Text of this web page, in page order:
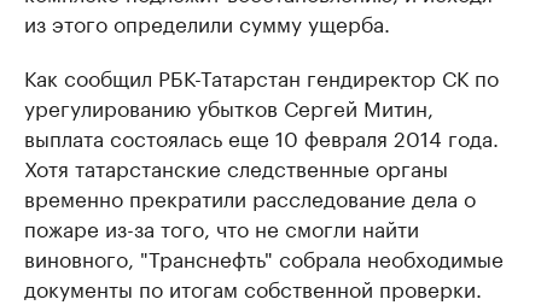
из этого определили сумму ущерба.
Как сообщил РБК-Татарстан гендиректор СК по
урегулированию убытков Сергей Митин,
выплата состоялась еще 10 февраля 2014 года.
Хотя татарстанские следственные органы
временно прекратили расследование дела о
пожаре из-за того, что не смогли найти
виновного, "Транснефть" собрала необходимые
документы по итогам собственной проверки.